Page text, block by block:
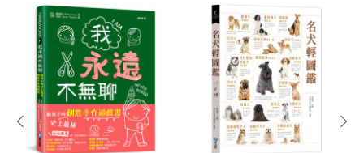
prev next